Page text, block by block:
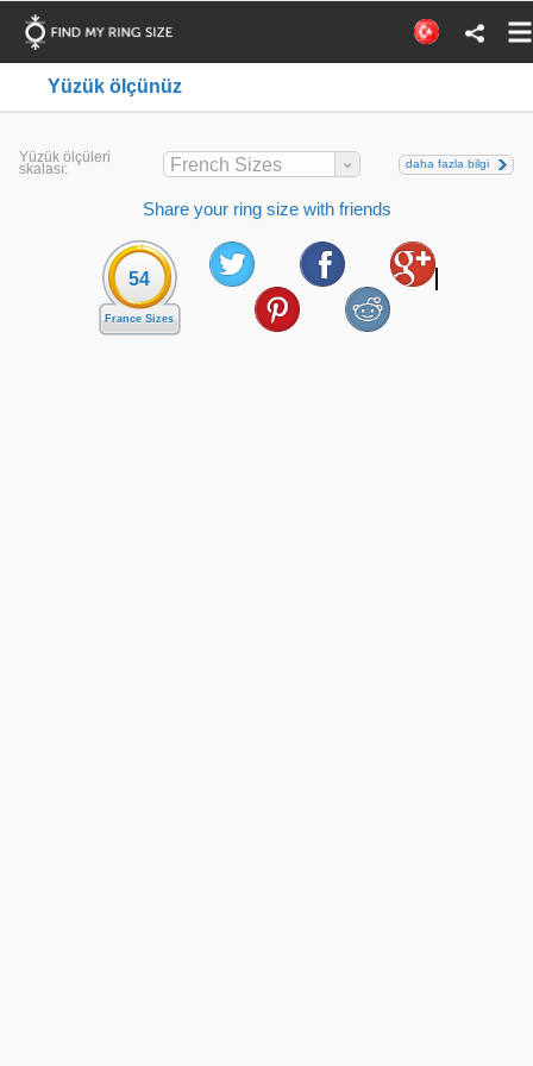
Yüzük ölçünüz
Yüzük ölçüleri
skalası: French Sizes daha fazla bilgi
Share your ring size with friends
54
France Sizes